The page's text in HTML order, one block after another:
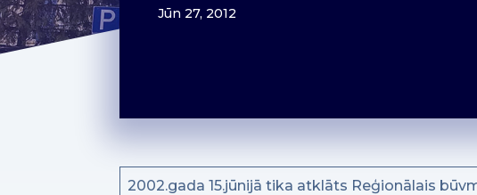
Jūn 27, 2012
2002.gada 15.jūnijā tika atklāts Reģionālais